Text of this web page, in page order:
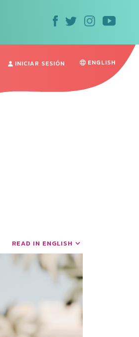
INICIAR SESIÓN ENGLISH
READ IN ENGLISH